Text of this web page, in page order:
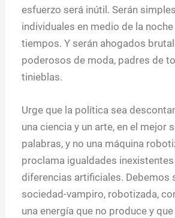
esfuerzo será inútil. Serán
individuales en medio de la
tiempos. Y serán ahogados
poderosos de moda, padres de
tinieblas.
Urge que la política sea
una ciencia y un arte, en el mejor
palabras, y no una máquina
proclama igualdades
diferencias artificiales. Debemos
sociedad-vampiro, robotizada,
una energía que no produce y